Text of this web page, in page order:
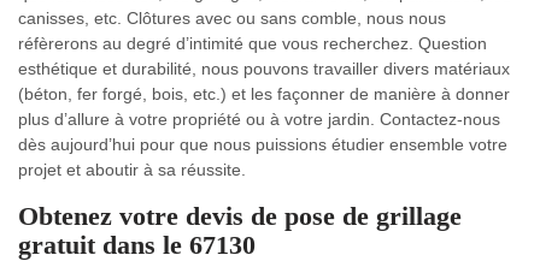
canisses, etc. Clôtures avec ou sans comble, nous nous
réfèrerons au degré d’intimité que vous recherchez. Question
esthétique et durabilité, nous pouvons travailler divers matériaux
(béton, fer forgé, bois, etc.) et les façonner de manière à donner
plus d’allure à votre propriété ou à votre jardin. Contactez-nous
dès aujourd’hui pour que nous puissions étudier ensemble votre
projet et aboutir à sa réussite.
Obtenez votre devis de pose de grillage
gratuit dans le 67130